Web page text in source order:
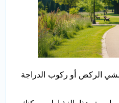
الركض أو ركوب الدراجة